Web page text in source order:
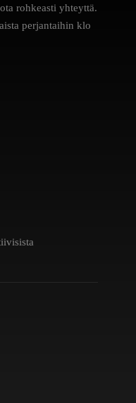
rohkeasti yhteyttä.
perjantaihin klo